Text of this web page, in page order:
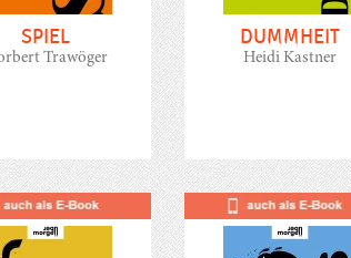
SPIEL
Trawöger
DUMMHEIT
Heidi Kastner